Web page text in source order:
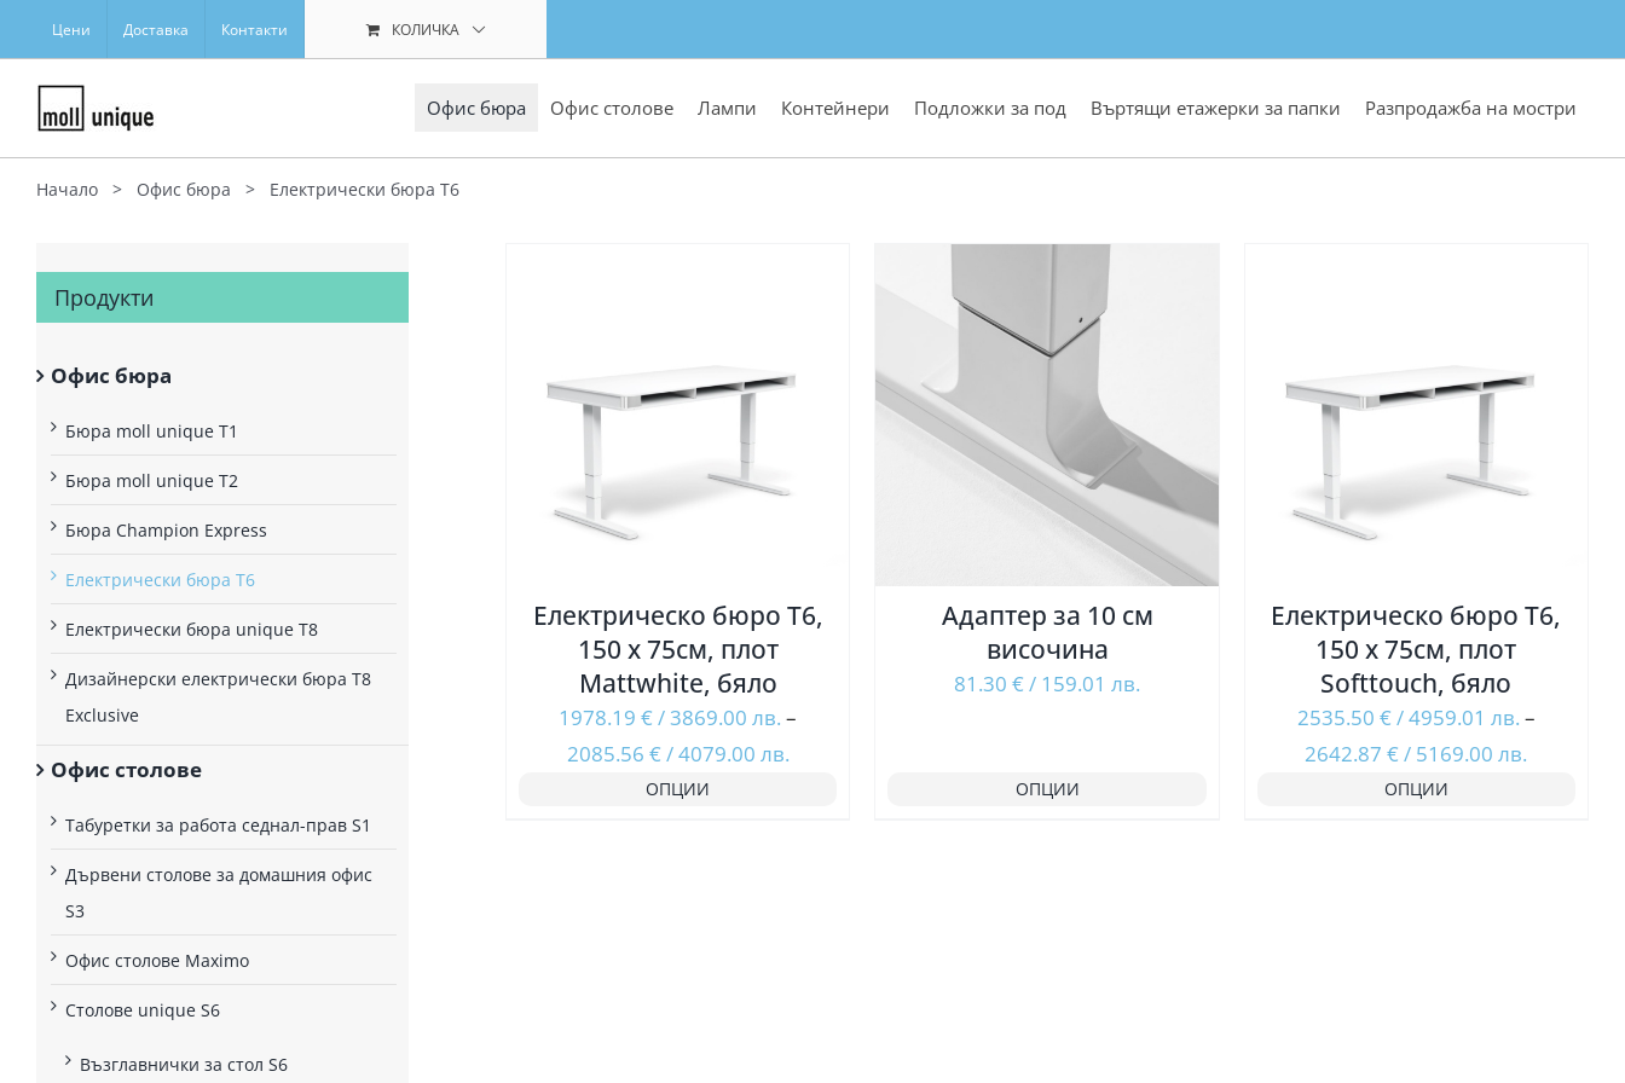
to
content
Цени Доставка Контакти КОЛИЧКА
Офис бюра Офис столове Лампи Контейнери Подложки за под Въртящи етажерки за папки Разпродажба на мостри
Начало > Офис бюра > Електрически бюра T6
Електрическо бюро T6,
150 х 75см, плот
Mattwhite, бяло
1978.19€ /3869.00лв. –
2085.56 € /4079.00 лв.Price
ОПЦИИ
Ограничена наличност
Адаптер за 10 см
височина
81.30€ / 159.01лв.
ОПЦИИ
Електрическо бюро T6,
150 х 75см, плот
Softtouch, бяло
2535.50 € /4959.01 лв. –
2642.87€ / 5169.00лв.
ОПЦИИ
Продукти
Офис бюра
Бюра moll unique T1
Бюра moll unique T2
Бюра Champion Express
Електрически бюра T6
Електрически бюрa unique T8
Дизайнерски електрически бюра T8
Exclusive
Офис столове
Табуретки за работа седнал-прав S1
Дървени столове за домашния офис
S3
Офис столове Maximo
Столове unique S6
Възглавнички за стол S6